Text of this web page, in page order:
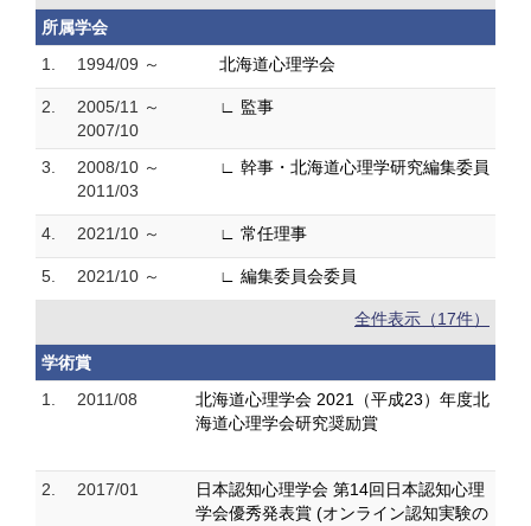
所属学会
1.
1994/09 ～ 北海道心理学会
2.
2005/11 ～
2007/10
∟ 監事
3.
2008/10 ～
2011/03
∟ 幹事・北海道心理学研究編集委員
4. 2021/10 ～ ∟ 常任理事
5. 2021/10 ～ ∟ 編集委員会委員
全件表示（17件）
学術賞
1.
2011/08
北海道心理学会 2021（平成23）年度北
海道心理学会研究奨励賞
2. 2017/01
日本認知心理学会 第14回日本認知心理
学会優秀発表賞 (オンライン認知実験の